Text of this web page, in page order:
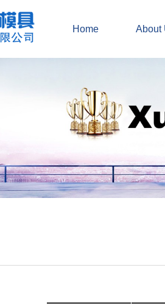
Home About